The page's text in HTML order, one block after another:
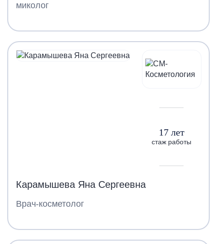
миколог
17 лет
стаж работы
Карамышева Яна Сергеевна
Врач-косметолог